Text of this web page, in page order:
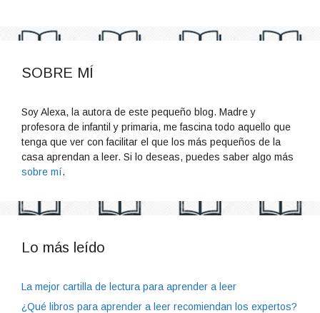
SOBRE MÍ
Soy Alexa, la autora de este pequeño blog. Madre y
profesora de infantil y primaria, me fascina todo aquello que
tenga que ver con facilitar el que los más pequeños de la
casa aprendan a leer. Si lo deseas, puedes saber algo más
sobre mí.
Lo más leído
La mejor cartilla de lectura para aprender a leer
¿Qué libros para aprender a leer recomiendan los expertos?